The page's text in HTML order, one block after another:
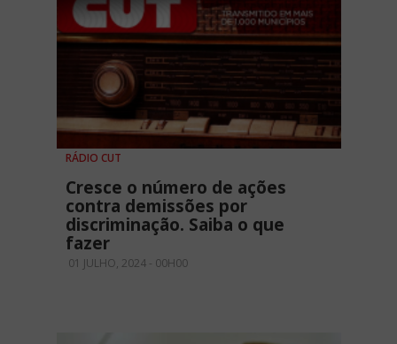
RÁDIO CUT
Cresce o número de ações
contra demissões por
discriminação. Saiba o que
fazer
01 JULHO, 2024 - 00H00